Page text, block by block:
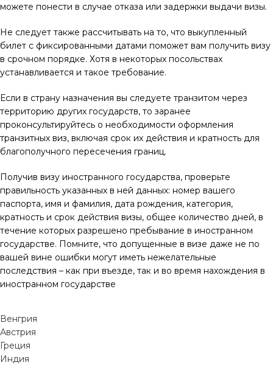
можете понести в случае отказа или задержки выдачи визы.
Не следует также рассчитывать на то, что выкупленный
билет с фиксированными датами поможет вам получить визу
в срочном порядке. Хотя в некоторых посольствах
устанавливается и такое требование.
Если в страну назначения вы следуете транзитом через
территорию других государств, то заранее
проконсультируйтесь о необходимости оформления
транзитных виз, включая срок их действия и кратность для
благополучного пересечения границ.
Получив визу иностранного государства, проверьте
правильность указанных в ней данных: номер вашего
паспорта, имя и фамилия, дата рождения, категория,
кратность и срок действия визы, общее количество дней, в
течение которых разрешено пребывание в иностранном
государстве. Помните, что допущенные в визе даже не по
вашей вине ошибки могут иметь нежелательные
последствия – как при въезде, так и во время нахождения в
иностранном государстве
Венгрия
Австрия
Греция
Индия